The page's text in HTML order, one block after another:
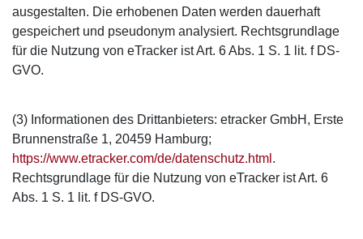
ausgestalten. Die erhobenen Daten werden dauerhaft
gespeichert und pseudonym analysiert. Rechtsgrundlage
für die Nutzung von eTracker ist Art. 6 Abs. 1 S. 1 lit. f DS-
GVO.
(3) Informationen des Drittanbieters: etracker GmbH, Erste
Brunnenstraße 1, 20459 Hamburg;
https://www.etracker.com/de/datenschutz.html .
Rechtsgrundlage für die Nutzung von eTracker ist Art. 6
Abs. 1 S. 1 lit. f DS-GVO.